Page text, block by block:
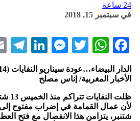
24 ساعة
في سبتمبر 15, 2018
Facebook
WhatsApp
Twitter
الدار البيضاء…عودة سيناريو النفايات (2014)؟
الأخبار المغربية/ إناس مصلح
ظلت
شتنبر، يتزامن هذا الانفصال مع فتح